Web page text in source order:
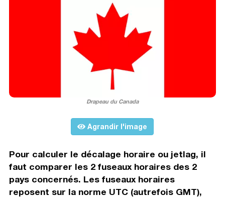
Drapeau du Canada
Agrandir l'image
Pour calculer le décalage horaire ou jetlag, il
faut comparer les 2 fuseaux horaires des 2
pays concernés. Les fuseaux horaires
reposent sur la norme UTC (autrefois GMT),